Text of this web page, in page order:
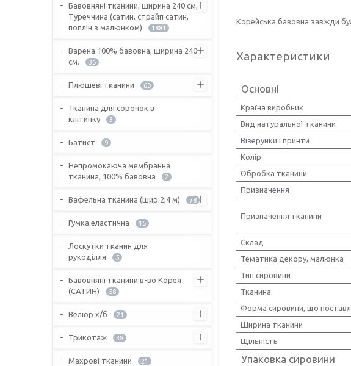
Корейська бавовна завжди
Характеристики
Основні
Країна виробник
Вид натуральної тканини
Візерунки і принти
Колір
Обробка тканини
Призначення
Призначення тканини
Склад
Тематика декору, малюнка
Тип сировини
Тканина
Форма сировини, що
Ширина тканини
Щільність
Упаковка сировини
Бавовняні тканини, ширина 240 см,
Туреччина (сатин, страйп сатин,
поплін з малюнком)
1881
Варена 100% бавовна, ширина 240
см.
36
Плюшеві тканини 60
Тканина для сорочок в
клітинку
3
Батист 9
Непромокаюча мембранна
тканина, 100% бавовна
2
Вафельна тканина (шир.2,4 м) 78
Гумка еластична 15
Лоскутки тканин для
рукоділля
5
Бавовняні тканини в-во Корея
(САТИН)
58
Велюр х/б 21
Трикотаж 38
Махрові тканини 21